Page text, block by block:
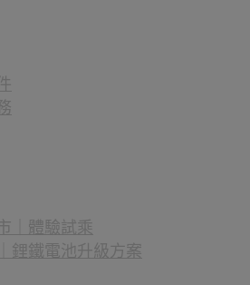
｜體驗試乘
鋰鐵電池升級方案